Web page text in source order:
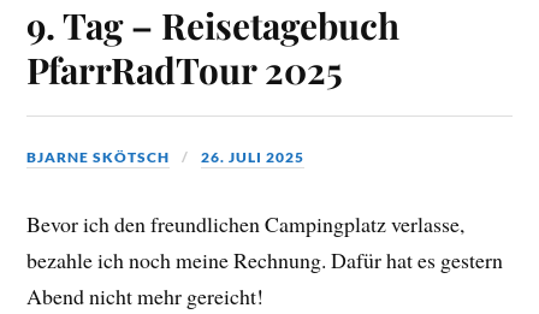
9. Tag – Reisetagebuch
PfarrRadTour 2025
BJARNE SKÖTSCH 26. JULI 2025
Bevor ich den freundlichen Campingplatz verlasse,
bezahle ich noch meine Rechnung. Dafür hat es gestern
Abend nicht mehr gereicht!